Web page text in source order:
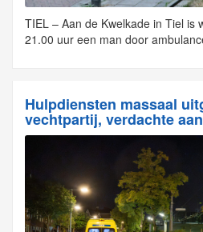
TIEL – Aan de Kwelkade in Tiel is
21.00 uur een man door
Hulpdiensten massaal
vechtpartij, verdachte